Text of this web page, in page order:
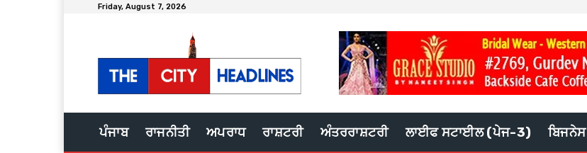
Friday, August 7, 2026
ਪੰਜਾਬ ਰਾਜਨੀਤੀ ਅਪਰਾਧ ਰਾਸ਼ਟਰੀ ਅੰਤਰਰਾਸ਼ਟਰੀ ਲਾਈਫ ਸਟਾਈਲ (ਪੇਜ-3) ਬਿਜਨੇਸ